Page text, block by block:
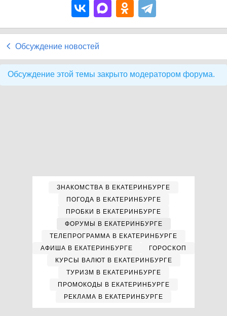
Обсуждение новостей
Обсуждение этой темы закрыто модератором форума.
ЗНАКОМСТВА В ЕКАТЕРИНБУРГЕ
ПОГОДА В ЕКАТЕРИНБУРГЕ
ПРОБКИ В ЕКАТЕРИНБУРГЕ
ФОРУМЫ В ЕКАТЕРИНБУРГЕ
ТЕЛЕПРОГРАММА В ЕКАТЕРИНБУРГЕ
АФИША В ЕКАТЕРИНБУРГЕ
ГОРОСКОП
КУРСЫ ВАЛЮТ В ЕКАТЕРИНБУРГЕ
ТУРИЗМ В ЕКАТЕРИНБУРГЕ
ПРОМОКОДЫ В ЕКАТЕРИНБУРГЕ
РЕКЛАМА В ЕКАТЕРИНБУРГЕ